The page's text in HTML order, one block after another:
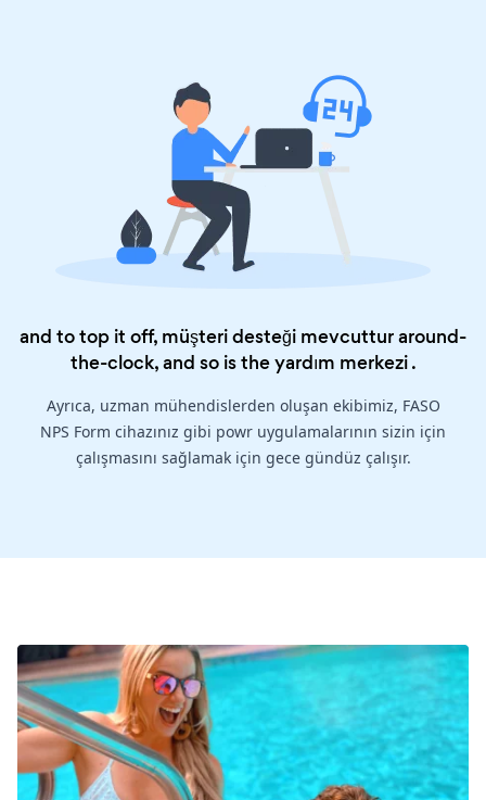
and to top it off, müşteri desteği mevcuttur around-
the-clock, and so is theyardım merkezi.
Ayrıca, uzman mühendislerden oluşan ekibimiz, FASO
NPS Form cihazınız gibi powr uygulamalarının sizin için
çalışmasını sağlamak için gece gündüz çalışır.